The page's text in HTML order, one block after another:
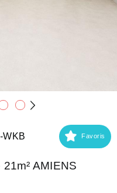
WKB Favoris
AMIENS